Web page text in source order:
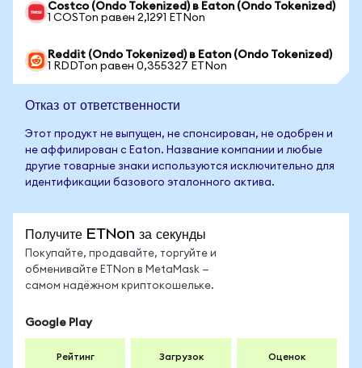
Costco (Ondo Tokenized) в Eaton (Ondo Tokenized)
1 COSTon равен 2,1291 ETNon
Reddit (Ondo Tokenized) в Eaton (Ondo Tokenized)
1 RDDTon равен 0,355327 ETNon
Отказ от ответственности
Этот продукт не выпущен, не спонсирован, не одобрен и
не аффилирован с Eaton. Название компании и любые
другие товарные знаки используются исключительно для
идентификации базового эталонного актива.
Получите ETNon за секунды
Покупайте, продавайте, торгуйте и
обменивайте ETNon в MetaMask —
самом надёжном криптокошельке.
Google Play
Рейтинг Загрузок Оценок